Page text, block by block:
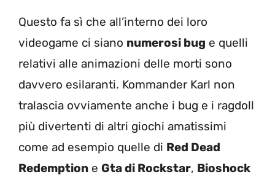
Questo fa sì che all’interno dei loro
videogame ci siano numerosi bug e quelli
relativi alle animazioni delle morti sono
davvero esilaranti. Kommander Karl non
tralascia ovviamente anche i bug e i ragdoll
più divertenti di altri giochi amatissimi
come ad esempio quelle di Red Dead
Redemption e Gta di Rockstar, Bioshock